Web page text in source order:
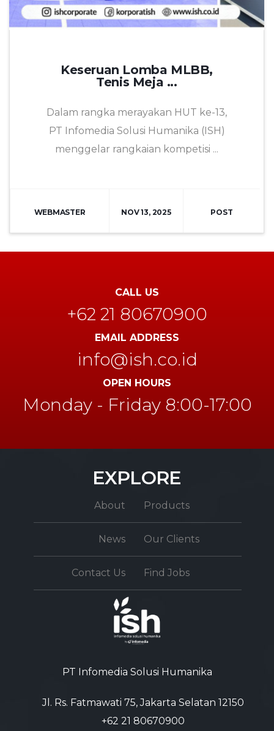
Keseruan Lomba MLBB,
Tenis Meja ...
Dalam rangka merayakan HUT ke-13,
PT Infomedia Solusi Humanika (ISH)
menggelar rangkaian kompetisi ...
WEBMASTER NOV 13, 2025 POST
CALL US
+62 21 80670900‬
EMAIL ADDRESS
info@ish.co.id
OPEN HOURS
Monday - Friday 8:00-17:00
EXPLORE
About Products
News Our Clients
Contact Us Find Jobs
PT Infomedia Solusi Humanika
Jl. Rs. Fatmawati 75, Jakarta Selatan 12150
+62 21 80670900‬